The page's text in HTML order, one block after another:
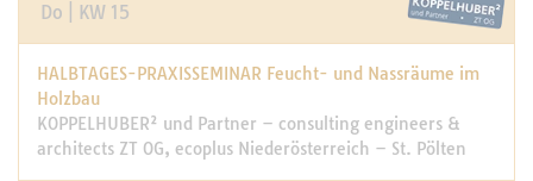
Do | KW 15
HALBTAGES-PRAXISSEMINAR Feucht- und Nassräume im
Holzbau
KOPPELHUBER² und Partner – consulting engineers &
architects ZT OG, ecoplus Niederösterreich – St. Pölten